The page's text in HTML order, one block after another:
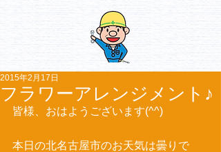
フラワーアレンジメント♪
2015年2月17日
皆様、おはようございます(^^)
本日の北名古屋市のお天気は曇りで